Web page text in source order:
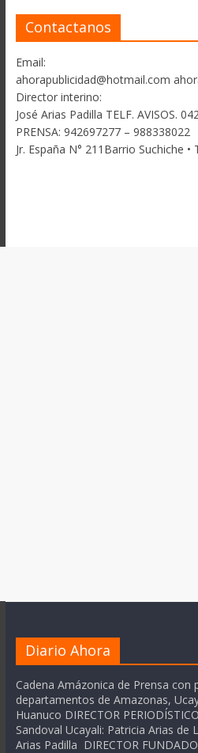
Contactanos
Email:
ahorapublicidad@hotmail.com
Director interino:
José Arias Padilla TELF. AVISOS.
PRENSA: 942697277 – 988338022
Jr. España N° 211Barrio Suchiche •
Diario Ahora
Cadena Amázonica de Prensa con
departamentos de Amazonas,
Huanuco DIRECTOR
Sandoval Ucayali: Patricia Arias de
Arias Padilla DIRECTOR